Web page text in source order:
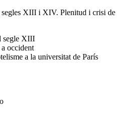
XIII i XIV. Plenitud i crisi de
segle XIII
occident
a la universitat de París